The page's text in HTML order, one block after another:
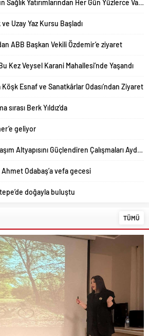
Yatırımlarından Her Gün Yüzlerce Vatandaş Faydalanıyor
ve Uzay Yaz Kursu Başladı
ABB Başkan Vekili Özdemir’e ziyaret
Kez Veysel Karani Mahallesi’nde Yaşandı
Esnaf ve Sanatkârlar Odası’ndan Ziyaret
sırası Berk Yıldız’da
geliyor
Güçlendiren Çalışmaları Aydın’ın Dört Bir Yanında Sürdürüyor
Odabaş’a vefa gecesi
doğayla buluştu
TÜMÜ